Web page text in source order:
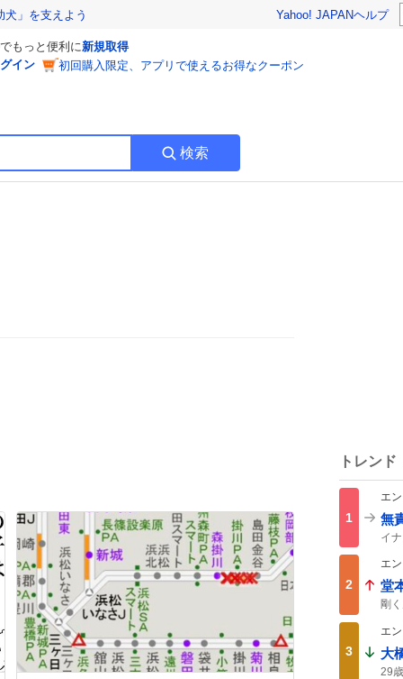
犬」を支えよう Yahoo! JAPANヘルプ
でもっと便利に新規取得
イン
初回購入限定、アプリで使えるお得なクーポン
検索
トレンド
1
エ
無
イ
2
エ
堂
剛
3
エ
大
29歳